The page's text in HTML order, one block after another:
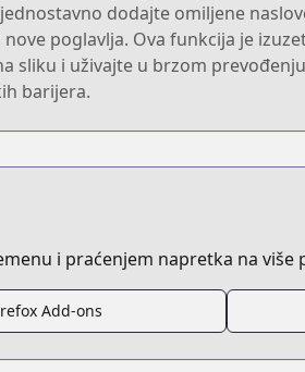
dodajte omiljene
poglavlja. Ova funkcija je
sliku i uživajte u brzom
barijera.
i praćenjem napretka na više
Add-ons